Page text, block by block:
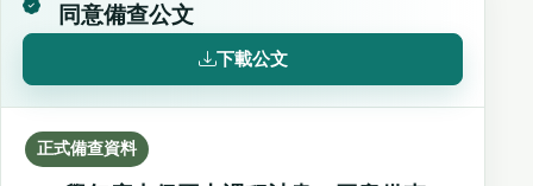
同意備查公文
下載公文
正式備查資料